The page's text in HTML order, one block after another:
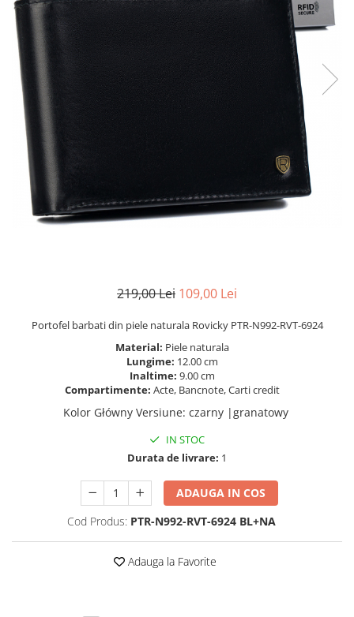
219,00 Lei 109,00 Lei
Portofel barbati din piele naturala Rovicky PTR-N992-RVT-6924
Material: Piele naturala
Lungime: 12.00 cm
Inaltime: 9.00 cm
Compartimente: Acte, Bancnote, Carti credit
Kolor Główny Versiune: czarny |granatowy
IN STOC
Durata de livrare: 1
ADAUGA IN COS
Cod Produs: PTR-N992-RVT-6924 BL+NA
Adauga la Favorite